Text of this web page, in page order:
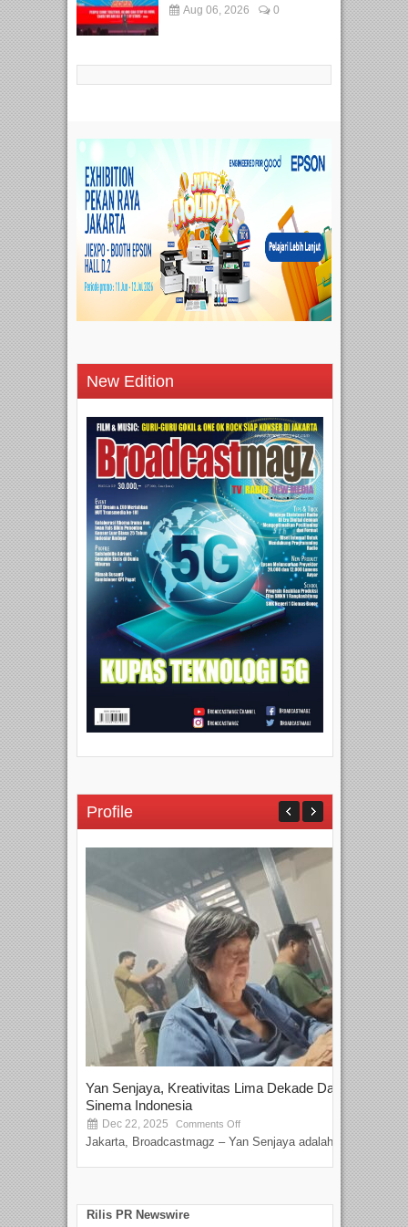
Aug 06, 2026 0
New Edition
Profile
Yan Senjaya, Kreativitas Lima Dekade Dalam
Sinema Indonesia
Dec 22, 2025 Comments Off
Jakarta, Broadcastmagz – Yan Senjaya adalah...
Rilis PR Newswire